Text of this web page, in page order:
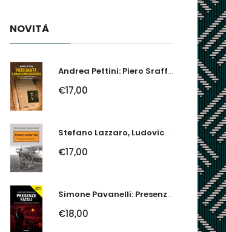
NOVITÀ
Andrea Pettini: Piero Sraffa, Il Bibliotecario Sovversivo. Un Economista Nel...
€17,00
Stefano Lazzaro, Ludovico Slongo: Mario Visintini. Il Primo Asso Della...
€17,00
Simone Pavanelli: Presenze Fatali. I Fantasmi Del Ferrarese Urlano Giustizia
€18,00